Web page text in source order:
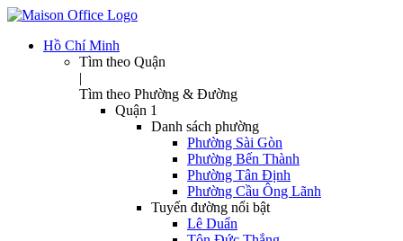
Hồ Chí Minh
Tìm theo Quận
|
Tìm theo Phường & Đường
Quận 1
Danh sách phường
Phường Sài Gòn
Phường Bến Thành
Phường Tân Định
Phường Cầu Ông Lãnh
Tuyến đường nổi bật
Lê Duẩn